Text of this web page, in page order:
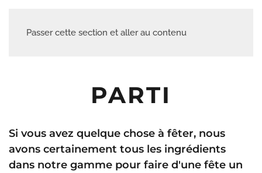
Passer cette section et aller au contenu
PARTI
Si vous avez quelque chose à fêter, nous
avons certainement tous les ingrédients
dans notre gamme pour faire d'une fête un